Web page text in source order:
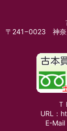
〒241−0023 神奈
URL：
E-